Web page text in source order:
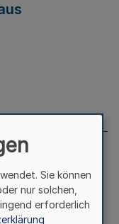
vom
Sie können
nur solchen,
erforderlich